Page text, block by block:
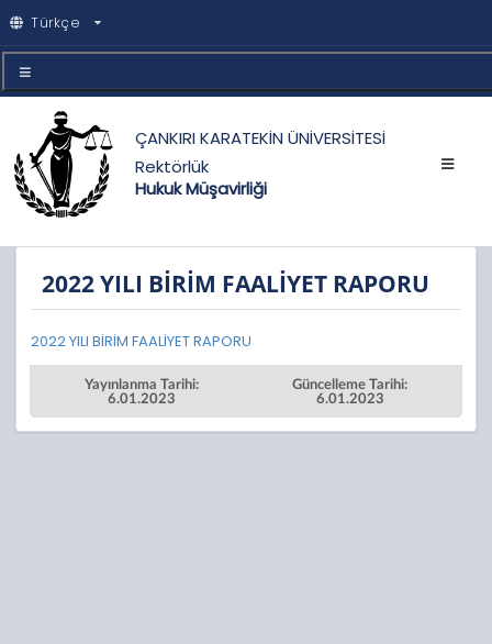
Türkçe
ÇANKIRI KARATEKİN ÜNİVERSİTESİ
Rektörlük
Hukuk Müşavirliği
2022 YILI BİRİM FAALİYET RAPORU
2022YILI BİRİM FAALİYET RAPORU
Yayınlanma Tarihi:
6.01.2023
Güncelleme Tarihi:
6.01.2023